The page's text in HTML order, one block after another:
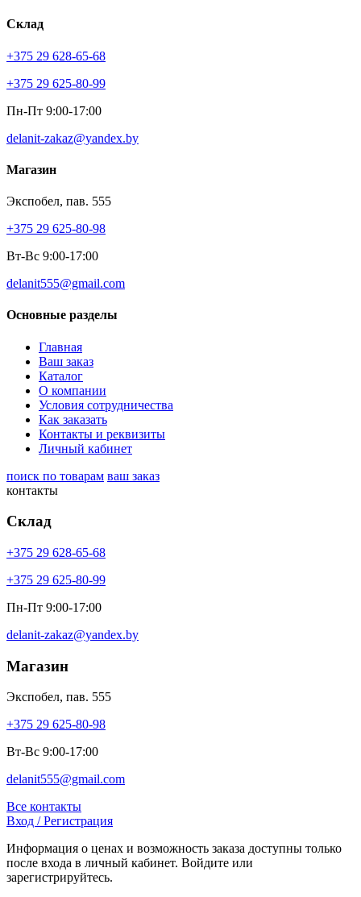
Склад
+375 29 628-65-68
+375 29 625-80-99
Пн-Пт 9:00-17:00
delanit-zakaz@yandex.by
Магазин
Экспобел, пав. 555
+375 29 625-80-98
Вт-Вс 9:00-17:00
delanit555@gmail.com
Основные разделы
Главная
Ваш заказ
Каталог
О компании
Условия сотрудничества
Как заказать
Контакты и реквизиты
Личный кабинет
поиск по товарам ваш заказ
контакты
Склад
+375 29 628-65-68
+375 29 625-80-99
Пн-Пт 9:00-17:00
delanit-zakaz@yandex.by
Магазин
Экспобел, пав. 555
+375 29 625-80-98
Вт-Вс 9:00-17:00
delanit555@gmail.com
Все контакты
Вход / Регистрация
Информация о ценах и возможность заказа доступны только
после входа в личный кабинет. Войдите или
зарегистрируйтесь.